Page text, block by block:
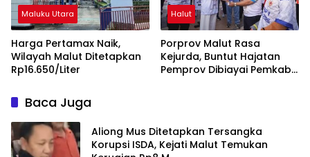
Maluku Utara
Harga Pertamax Naik,
Wilayah Malut Ditetapkan
Rp16.650/Liter
Halut
Porprov Malut Rasa
Kejurda, Buntut Hajatan
Pemprov Dibiayai Pemkab
Baca Juga
Aliong Mus Ditetapkan Tersangka
Korupsi ISDA, Kejati Malut Temukan